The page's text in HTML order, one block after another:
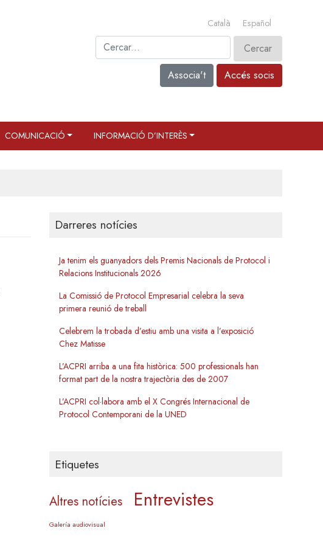
Català Español
Associa't Accés socis
COMUNICACIÓ INFORMACIÓ D’INTERÈS
Darreres notícies
Ja tenim els guanyadors dels Premis Nacionals de Protocol i
Relacions Institucionals 2026
La Comissió de Protocol Empresarial celebra la seva
primera reunió de treball
Celebrem la trobada d’estiu amb una visita a l’exposició
Chez Matisse
L’ACPRI arriba a una fita històrica: 500 professionals han
format part de la nostra trajectòria des de 2007
L’ACPRI col·labora amb el X Congrés Internacional de
Protocol Contemporani de la UNED
Etiquetes
Altres notícies Entrevistes
Galería audiovisual